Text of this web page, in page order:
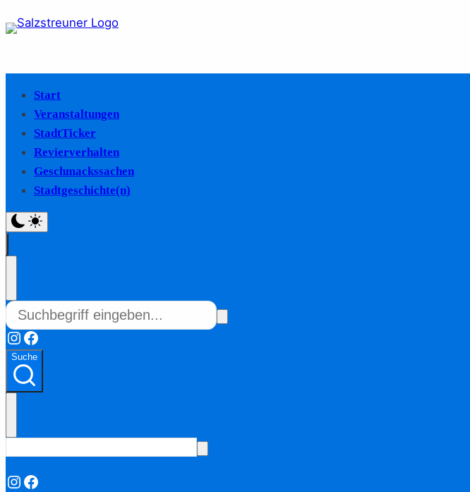
Start
Veranstaltungen
StadtTicker
Revierverhalten
Geschmackssachen
Stadtgeschichte(n)
Instagram
Facebook
Suche
Instagram
Facebook